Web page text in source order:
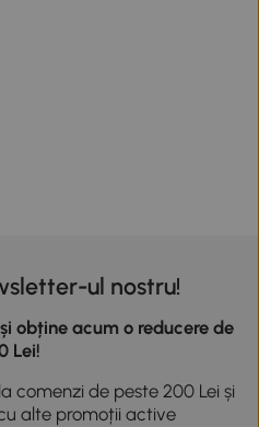
ul nostru!
obține acum o reducere de
Lei!
comenzi de peste 200 Lei și
alte promoții active